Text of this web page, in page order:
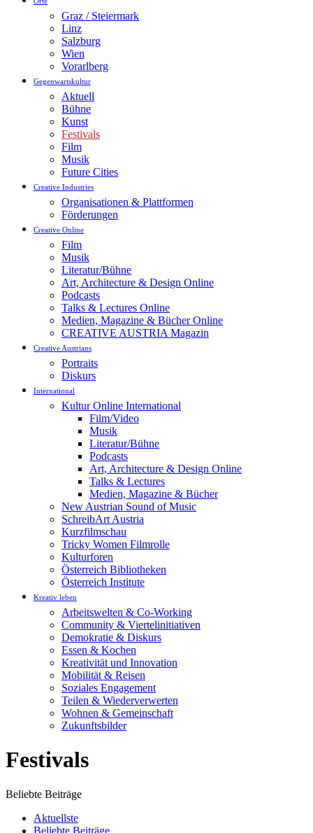
Graz / Steiermark
Linz
Salzburg
Wien
Vorarlberg
Gegenwartskultur
Aktuell
Bühne
Kunst
Festivals
Film
Musik
Future Cities
Creative Industries
Organisationen & Plattformen
Förderungen
Creative Online
Film
Musik
Literatur/Bühne
Art, Architecture & Design Online
Podcasts
Talks & Lectures Online
Medien, Magazine & Bücher Online
CREATIVE AUSTRIA Magazin
Creative Austrians
Portraits
Diskurs
International
Kultur Online International
Film/Video
Musik
Literatur/Bühne
Podcasts
Art, Architecture & Design Online
Talks & Lectures
Medien, Magazine & Bücher
New Austrian Sound of Music
SchreibArt Austria
Kurzfilmschau
Tricky Women Filmrolle
Kulturforen
Österreich Bibliotheken
Österreich Institute
Kreativ leben
Arbeitswelten & Co-Working
Community & Viertelinitiativen
Demokratie & Diskurs
Essen & Kochen
Kreativität und Innovation
Mobilität & Reisen
Soziales Engagement
Teilen & Wiederverwerten
Wohnen & Gemeinschaft
Zukunftsbilder
Festivals
Beliebte Beiträge
Aktuellste
Beliebte Beiträge